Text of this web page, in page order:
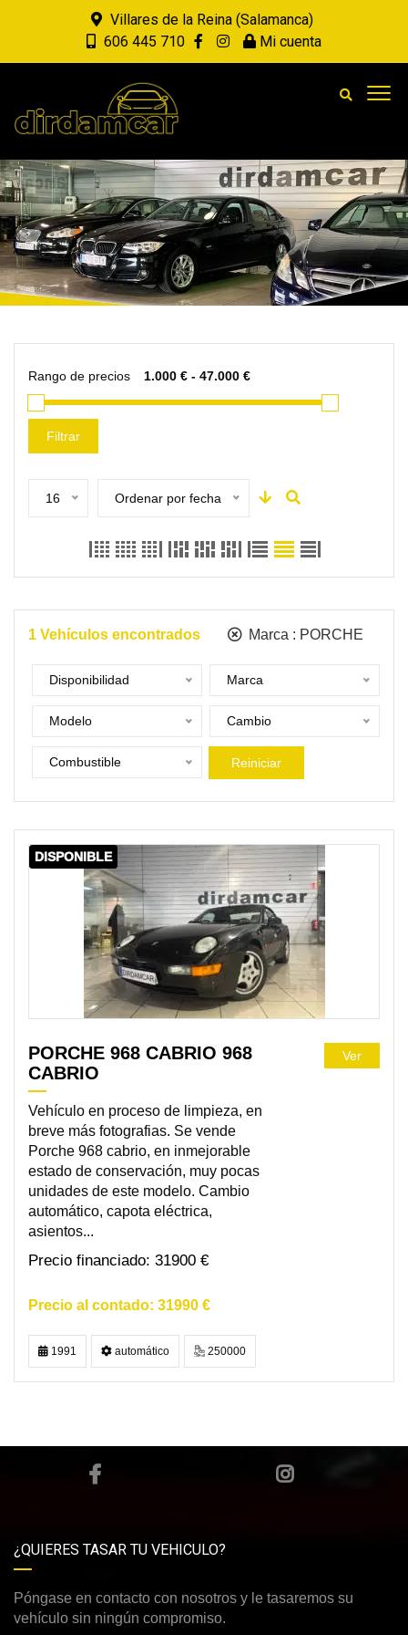
Villares de la Reina (Salamanca)
606 445 710
Mi cuenta
Rango de precios
Filtrar
16 Ordenar por fecha
1 Vehículos encontrados Marca : PORCHE
Disponibilidad Marca
Modelo Cambio
Combustible Reiniciar
DISPONIBLE
PORCHE 968 CABRIO 968
CABRIO
Vehículo en proceso de limpieza, en
breve más fotografias. Se vende
Porche 968 cabrio, en inmejorable
estado de conservación, muy pocas
unidades de este modelo. Cambio
automático, capota eléctrica,
asientos...
31900 €
31990 €
Ver
1991 automático 250000
¿QUIERES TASAR TU VEHICULO?
Póngase en contacto con nosotros y le tasaremos su
vehículo sin ningún compromiso.